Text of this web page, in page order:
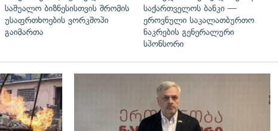
საშუალო ბიზნესისთვის შრომის
უსაფრთხოების ვორკშოპი
გაიმართა
საქართველოს ბანკი —
ეროვნული საკალათბურთო
ნაკრების გენერალური
სპონსორი